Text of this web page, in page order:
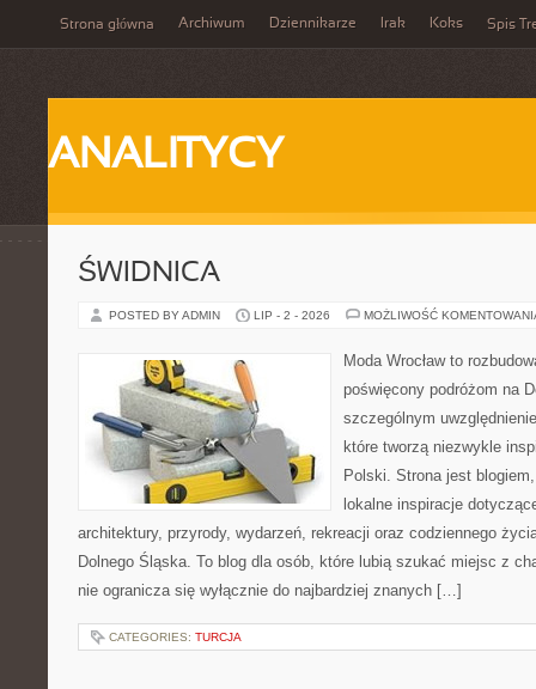
Strona główna Archiwum Dziennikarze Irak Koks Spis
ANALITYCY
ŚWIDNICA
POSTED BY ADMIN LIP - 2 - 2026 MOŻLIWOŚĆ
Moda Wrocław to
poświęcony podróżom na
szczególnym
które tworzą niezwykle
Polski. Strona jest
lokalne inspiracje
architektury, przyrody, wydarzeń, rekreacji oraz codziennego
Dolnego Śląska. To blog dla osób, które lubią szukać miejsc z
nie ogranicza się wyłącznie do najbardziej znanych […]
CATEGORIES: TURCJA